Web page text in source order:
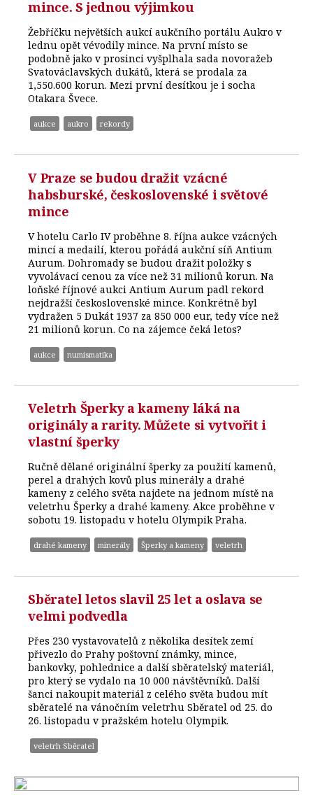
mince. S jednou výjimkou
Žebříčku největších aukcí aukčního portálu Aukro v
lednu opět vévodily mince. Na první místo se
podobně jako v prosinci vyšplhala sada novoražeb
Svatováclavských dukátů, která se prodala za
1,550.600 korun. Mezi první desítkou je i socha
Otakara Švece.
aukce aukro rekordy
V Praze se budou dražit vzácné
habsburské, československé i světové
mince
V hotelu Carlo IV proběhne 8. října aukce vzácných
mincí a medailí, kterou pořádá aukční síň Antium
Aurum. Dohromady se budou dražit položky s
vyvolávací cenou za více než 31 milionů korun. Na
loňské říjnové aukci Antium Aurum padl rekord
nejdražší československé mince. Konkrétně byl
vydražen 5 Dukát 1937 za 850 000 eur, tedy více než
21 milionů korun. Co na zájemce čeká letos?
aukce numismatika
Veletrh Šperky a kameny láká na
originály a rarity. Můžete si vytvořit i
vlastní šperky
Ručně dělané originální šperky za použití kamenů,
perel a drahých kovů plus minerály a drahé
kameny z celého světa najdete na jednom místě na
veletrhu Šperky a drahé kameny. Akce proběhne v
sobotu 19. listopadu v hotelu Olympik Praha.
drahé kameny minerály Šperky a kameny veletrh
Sběratel letos slavil 25 let a oslava se
velmi podvedla
Přes 230 vystavovatelů z několika desítek zemí
přivezlo do Prahy poštovní známky, mince,
bankovky, pohlednice a další sběratelský materiál,
pro který se vydalo na 10 000 návštěvníků. Další
šanci nakoupit materiál z celého světa budou mít
sběratelé na vánočním veletrhu Sběratel od 25. do
26. listopadu v pražském hotelu Olympik.
veletrh Sběratel